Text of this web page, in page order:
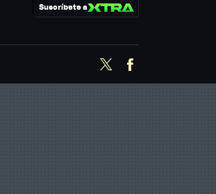
Suscríbete a
Twitter